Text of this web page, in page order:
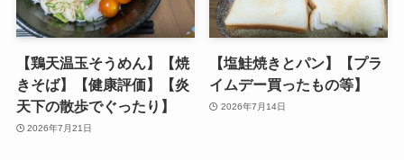
【鶏天温玉そうめん】【焼
きそば】【健康評価】【炎
天下の散歩でぐったり】
2026年7月21日
【塩鮭焼きとパン】【プラ
イムデー買ったもの等】
2026年7月14日